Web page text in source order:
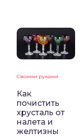
Своими руками
Как
почистить
хрусталь от
налета и
желтизны